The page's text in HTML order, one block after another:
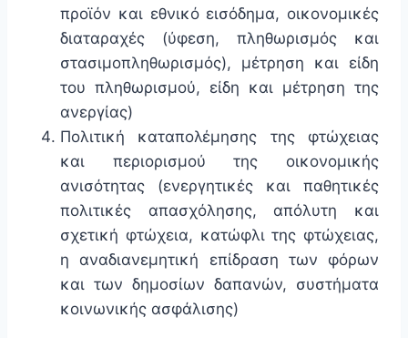
προϊόν και εθνικό εισόδημα, οικονομικές
διαταραχές (ύφεση, πληθωρισμός και
στασιμοπληθωρισμός), μέτρηση και είδη
του πληθωρισμού, είδη και μέτρηση της
ανεργίας)
Πολιτική καταπολέμησης της φτώχειας
και περιορισμού της οικονομικής
ανισότητας (ενεργητικές και παθητικές
πολιτικές απασχόλησης, απόλυτη και
σχετική φτώχεια, κατώφλι της φτώχειας,
η αναδιανεμητική επίδραση των φόρων
και των δημοσίων δαπανών, συστήματα
κοινωνικής ασφάλισης)